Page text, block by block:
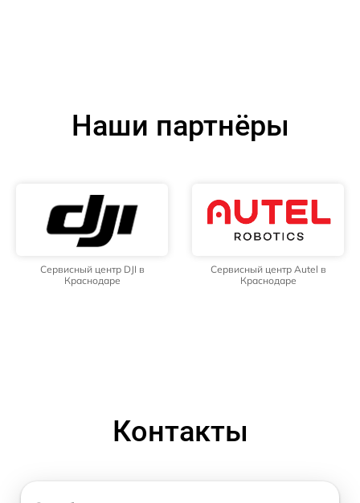
Наши партнёры
Сервисный центр DJI в
Краснодаре
Сервисный центр Autel в
Краснодаре
Контакты